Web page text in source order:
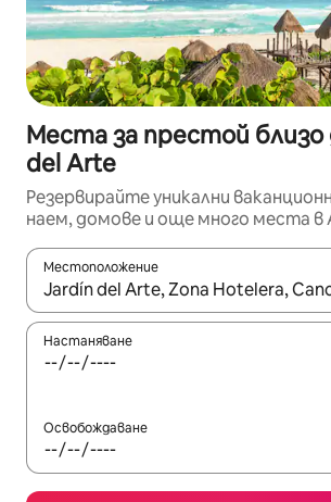
Места за престой близо
del Arte
Резервирайте уникални
наем, домове и още много места в
Местоположение
Когато резултатите се покажат,
Настаняване
Освобождаване